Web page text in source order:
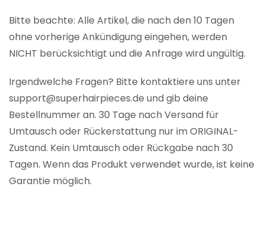
Bitte beachte: Alle Artikel, die nach den 10 Tagen
ohne vorherige Ankündigung eingehen, werden
NICHT berücksichtigt und die Anfrage wird ungültig.
Irgendwelche Fragen? Bitte kontaktiere uns unter
support@superhairpieces.de und gib deine
Bestellnummer an. 30 Tage nach Versand für
Umtausch oder Rückerstattung nur im ORIGINAL-
Zustand. Kein Umtausch oder Rückgabe nach 30
Tagen. Wenn das Produkt verwendet wurde, ist keine
Garantie möglich.